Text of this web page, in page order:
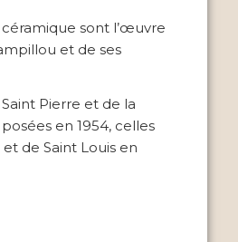
sont l’œuvre
et de ses
Pierre et de la
en 1954, celles
de Saint Louis en